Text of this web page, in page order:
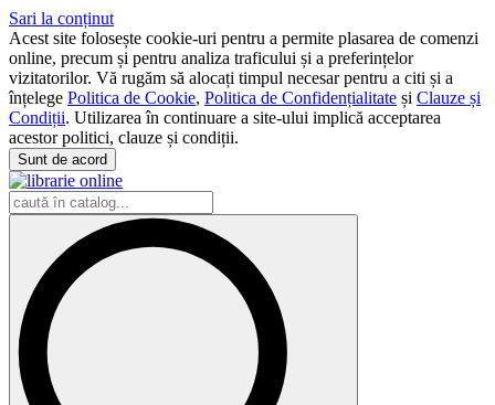
Sari la conținut
Acest site folosește cookie-uri pentru a permite plasarea de comenzi
online, precum și pentru analiza traficului și a preferințelor
vizitatorilor. Vă rugăm să alocați timpul necesar pentru a citi și a
înțelege Politica de Cookie, Politica de Confidențialitate și Clauze și
Condiții. Utilizarea în continuare a site-ului implică acceptarea
acestor politici, clauze și condiții.
Sunt de acord